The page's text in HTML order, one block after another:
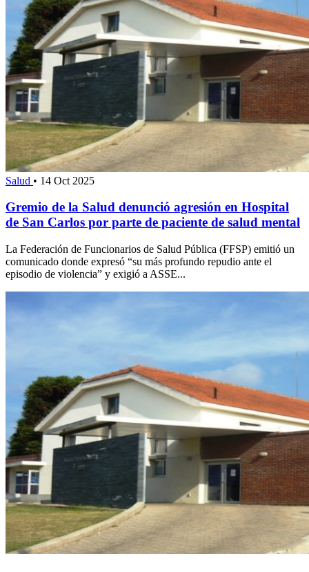
Salud • 14 Oct 2025
Gremio de la Salud denunció agresión en Hospital
de San Carlos por parte de paciente de salud mental
La Federación de Funcionarios de Salud Pública (FFSP) emitió un
comunicado donde expresó “su más profundo repudio ante el
episodio de violencia” y exigió a ASSE...